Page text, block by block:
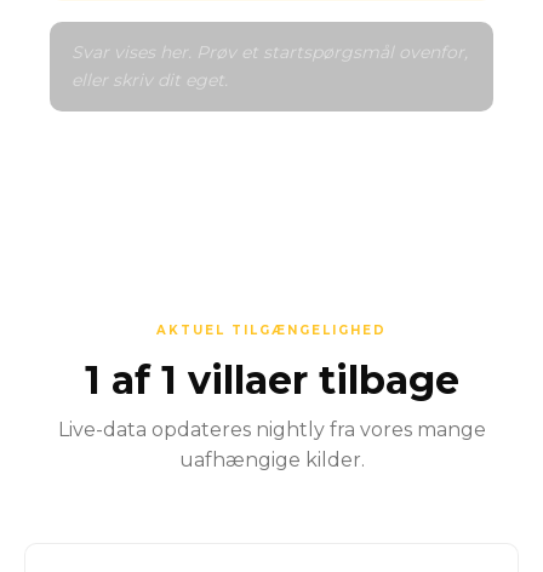
Svar vises her. Prøv et startspørgsmål ovenfor,
eller skriv dit eget.
AKTUEL TILGÆNGELIGHED
1 af 1 villaer tilbage
Live-data opdateres nightly fra vores mange
uafhængige kilder.